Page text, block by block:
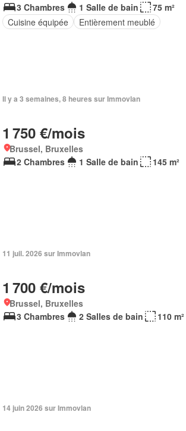
3 Chambres
1 Salle de bain
75 m²
Cuisine équipée
Entièrement meublé
Il y a 3 semaines, 8 heures sur Immovlan
1 750 €/mois
Brussel, Bruxelles
2 Chambres
1 Salle de bain 145 m²
11 juil. 2026 sur Immovlan
1 700 €/mois
Brussel, Bruxelles
3 Chambres
2 Salles de bain 110 m²
14 juin 2026 sur Immovlan